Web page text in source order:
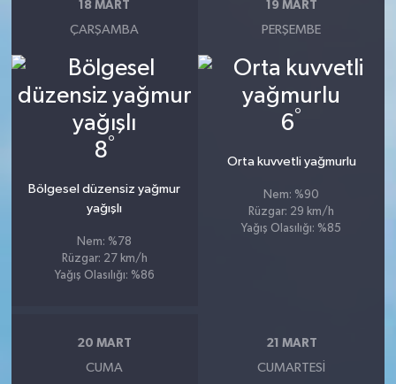
18 MART
ÇARŞAMBA
8°
Bölgesel düzensiz yağmur
yağışlı
Nem: %78
Rüzgar: 27 km/h
Yağış Olasılığı: %86
19 MART
PERŞEMBE
6°
Orta kuvvetli yağmurlu
Nem: %90
Rüzgar: 29 km/h
Yağış Olasılığı: %85
20 MART
CUMA
21 MART
CUMARTESI